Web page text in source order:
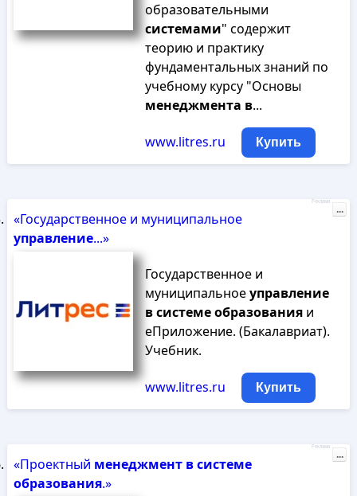
образовательными
системами" содержит
теорию и практику
фундаментальных знаний по
учебному курсу "Основы
менеджмента в...
www.litres.ru Купить
«Государственное и муниципальное
управление...»
Государственное и
муниципальноеуправление
всистемеобразованияи
еПриложение. (Бакалавриат).
Учебник.
www.litres.ru Купить
Реклама
...
«Проектный менеджмент всистеме
образования.»
Реклама
...